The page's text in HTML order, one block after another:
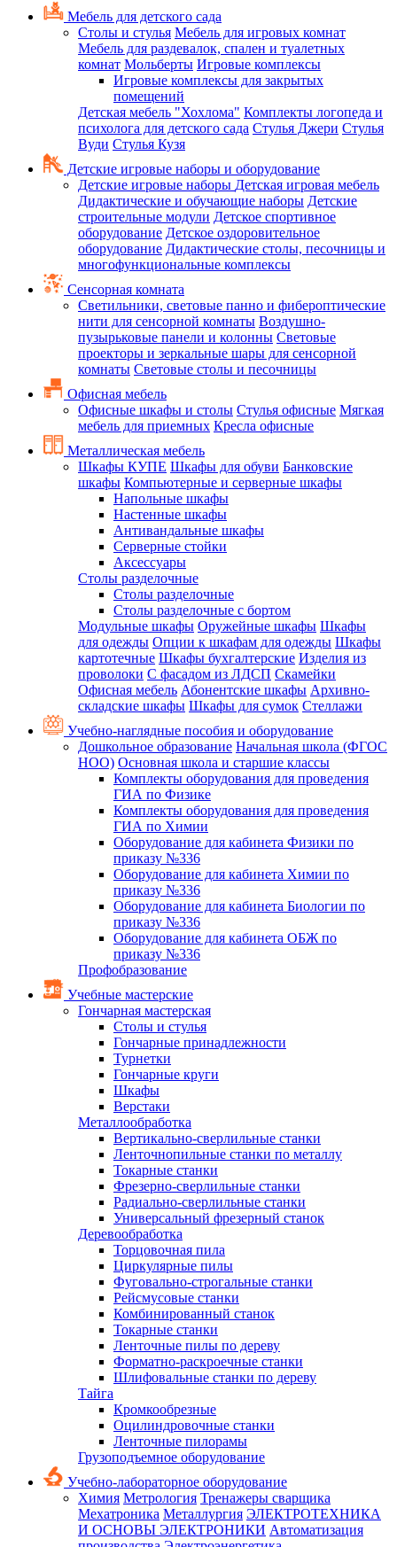
Мебель для детского сада
Столы и стулья Мебель для игровых комнат
Мебель для раздевалок, спален и туалетных
комнат Мольберты Игровые комплексы
Игровые комплексы для закрытых
помещений
Детская мебель "Хохлома" Комплекты логопеда и
психолога для детского сада Стулья Джери Стулья
Вуди Стулья Кузя
Детские игровые наборы и оборудование
Детские игровые наборы Детская игровая мебель
Дидактические и обучающие наборы Детские
строительные модули Детское спортивное
оборудование Детское оздоровительное
оборудование Дидактические столы, песочницы и
многофункциональные комплексы
Сенсорная комната
Светильники, световые панно и фибероптические
нити для сенсорной комнаты Воздушно-
пузырьковые панели и колонны Световые
проекторы и зеркальные шары для сенсорной
комнаты Световые столы и песочницы
Офисная мебель
Офисные шкафы и столы Стулья офисные Мягкая
мебель для приемных Кресла офисные
Металлическая мебель
Шкафы КУПЕ Шкафы для обуви Банковские
шкафы Компьютерные и серверные шкафы
Напольные шкафы
Настенные шкафы
Антивандальные шкафы
Серверные стойки
Аксессуары
Столы разделочные
Столы разделочные
Столы разделочные с бортом
Модульные шкафы Оружейные шкафы Шкафы
для одежды Опции к шкафам для одежды Шкафы
картотечные Шкафы бухгалтерские Изделия из
проволоки С фасадом из ЛДСП Скамейки
Офисная мебель Абонентские шкафы Архивно-
складские шкафы Шкафы для сумок Стеллажи
Учебно-наглядные пособия и оборудование
Дошкольное образование Начальная школа (ФГОС
НОО) Основная школа и старшие классы
Комплекты оборудования для проведения
ГИА по Физике
Комплекты оборудования для проведения
ГИА по Химии
Оборудование для кабинета Физики по
приказу №336
Оборудование для кабинета Химии по
приказу №336
Оборудование для кабинета Биологии по
приказу №336
Оборудование для кабинета ОБЖ по
приказу №336
Профобразование
Учебные мастерские
Гончарная мастерская
Столы и стулья
Гончарные принадлежности
Турнетки
Гончарные круги
Шкафы
Верстаки
Металлообработка
Вертикально-сверлильные станки
Ленточнопильные станки по металлу
Токарные станки
Фрезерно-сверлильные станки
Радиально-сверлильные станки
Универсальный фрезерный станок
Деревообработка
Торцовочная пила
Циркулярные пилы
Фуговально-строгальные станки
Рейсмусовые станки
Комбинированный станок
Токарные станки
Ленточные пилы по дереву
Форматно-раскроечные станки
Шлифовальные станки по дереву
Тайга
Кромкообрезные
Оцилиндровочные станки
Ленточные пилорамы
Грузоподъемное оборудование
Учебно-лабораторное оборудование
Химия Метрология Тренажеры сварщика
Мехатроника Металлургия ЭЛЕКТРОТЕХНИКА
И ОСНОВЫ ЭЛЕКТРОНИКИ Автоматизация